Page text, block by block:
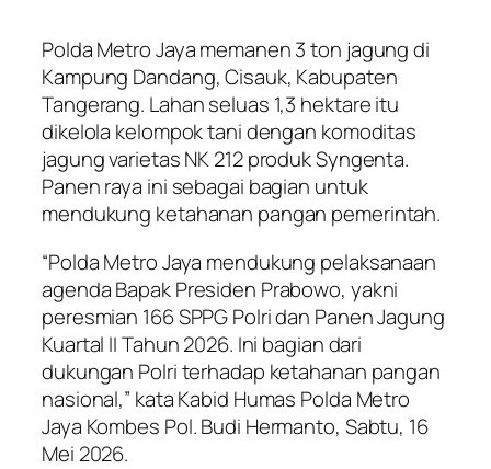
Polda Metro Jaya memanen 3 ton jagung di
Kampung Dandang, Cisauk, Kabupaten
Tangerang. Lahan seluas 1,3 hektare itu
dikelola kelompok tani dengan komoditas
jagung varietas NK 212 produk Syngenta.
Panen raya ini sebagai bagian untuk
mendukung ketahanan pangan pemerintah.
“Polda Metro Jaya mendukung pelaksanaan
agenda Bapak Presiden Prabowo, yakni
peresmian 166 SPPG Polri dan Panen Jagung
Kuartal II Tahun 2026. Ini bagian dari
dukungan Polri terhadap ketahanan pangan
nasional,” kata Kabid Humas Polda Metro
Jaya Kombes Pol. Budi Hermanto, Sabtu, 16
Mei 2026.